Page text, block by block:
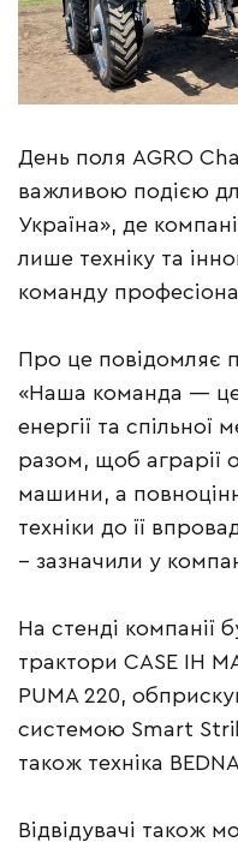
День поля AGRO
важливою подією
Україна», де
лише техніку та
команду
Про це повідомляє
«Наша команда —
енергії та
разом, щоб аграрії
машини, а
техніки до її
– зазначили у
На стенді компанії
трактори CASE IH
PUMA 220,
системою Smart
також техніка
Відвідувачі також